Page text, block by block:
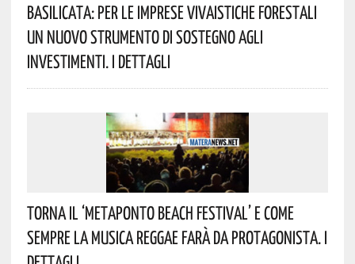
Basilicata: Per Le Imprese Vivaistiche Forestali
Un Nuovo Strumento Di Sostegno Agli
Investimenti. I Dettagli
Torna Il ‘Metaponto Beach Festival’ E Come
Sempre La Musica Reggae Farà Da Protagonista. I